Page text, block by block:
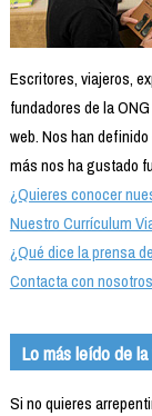
Escritores, viajeros,
fundadores de la
web. Nos han
más nos ha gustado
¿Quieres conocer
Nuestro Currículum
¿Qué dice la prensa
Contacta con nosotros
Lo más leído de
Si no quieres